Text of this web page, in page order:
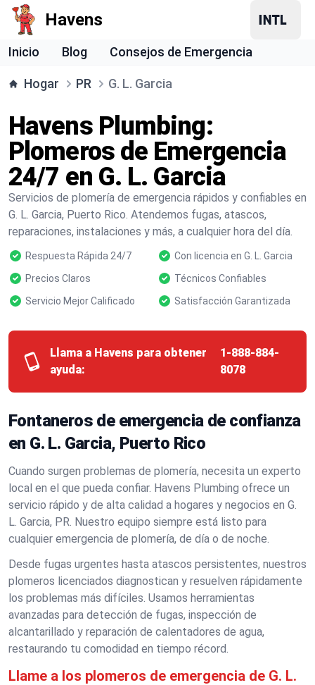
Havens
Inicio Blog Consejos de Emergencia
Hogar PR G. L. Garcia
Havens Plumbing:
Plomeros de Emergencia
24/7 en G. L. Garcia
Servicios de plomería de emergencia rápidos y confiables en
G. L. Garcia, Puerto Rico. Atendemos fugas, atascos,
reparaciones, instalaciones y más, a cualquier hora del día.
Respuesta Rápida 24/7
Con licencia en G. L. Garcia
Precios Claros
Técnicos Confiables
Servicio Mejor Calificado
Satisfacción Garantizada
Llama a Havens para obtener
ayuda:
1-888-884-
8078
Fontaneros de emergencia de confianza
en G. L. Garcia, Puerto Rico
Cuando surgen problemas de plomería, necesita un experto
local en el que pueda confiar. Havens Plumbing ofrece un
servicio rápido y de alta calidad a hogares y negocios en G.
L. Garcia, PR. Nuestro equipo siempre está listo para
cualquier emergencia de plomería, de día o de noche.
Desde fugas urgentes hasta atascos persistentes, nuestros
plomeros licenciados diagnostican y resuelven rápidamente
los problemas más difíciles. Usamos herramientas
avanzadas para detección de fugas, inspección de
alcantarillado y reparación de calentadores de agua,
restaurando tu comodidad en tiempo récord.
Llame a los plomeros de emergencia de G. L.